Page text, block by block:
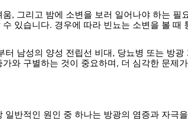
, 그리고 밤에 소변을 보러 일어나야 하는 필
있습니다. 경우에 따라 빈뇨는 소변을 볼 때
남성의 양성 전립선 비대, 당뇨병 또는 방광
와 구별하는 것이 중요하며, 더 심각한 문제
반적인 원인 중 하나는 방광의 염증과 자극